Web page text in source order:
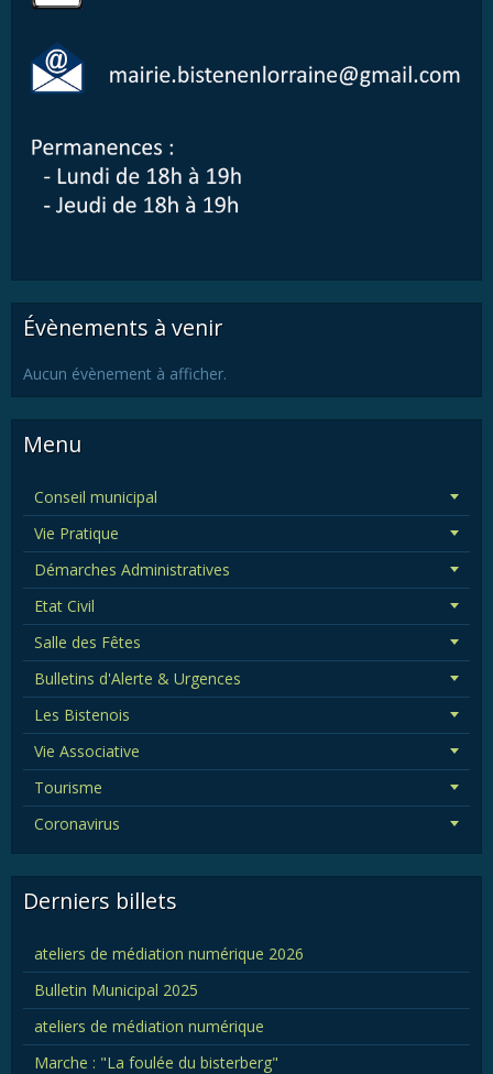
Évènements à venir
Aucun évènement à afficher.
Menu
Conseil municipal
Vie Pratique
Démarches Administratives
Etat Civil
Salle des Fêtes
Bulletins d'Alerte & Urgences
Les Bistenois
Vie Associative
Tourisme
Coronavirus
Derniers billets
ateliers de médiation numérique 2026
Bulletin Municipal 2025
ateliers de médiation numérique
Marche : "La foulée du bisterberg"